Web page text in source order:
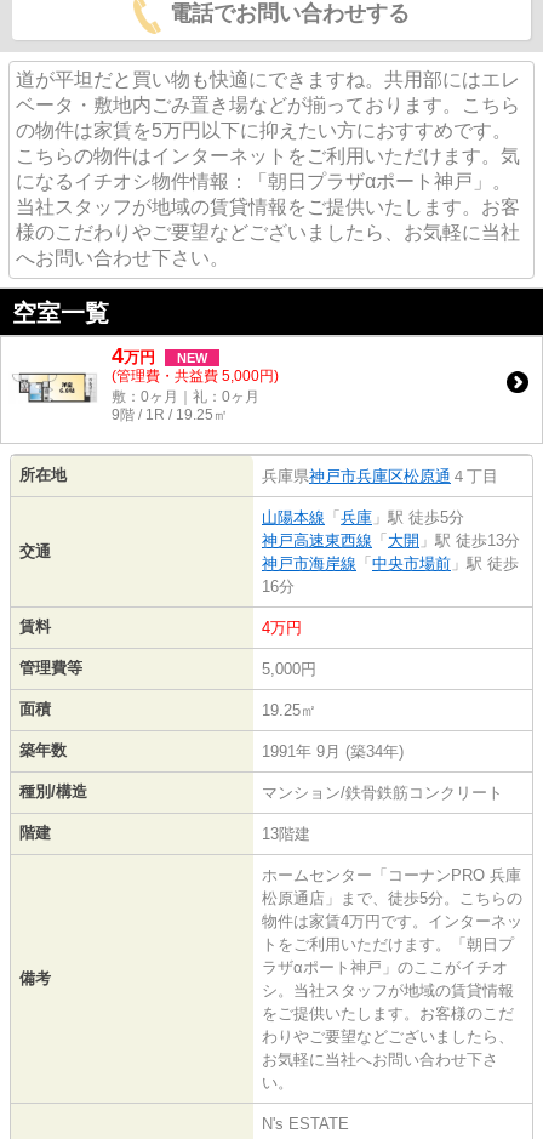
電話でお問い合わせする
道が平坦だと買い物も快適にできますね。共用部にはエレ
ベータ・敷地内ごみ置き場などが揃っております。こちら
の物件は家賃を5万円以下に抑えたい方におすすめです。
こちらの物件はインターネットをご利用いただけます。気
になるイチオシ物件情報：「朝日プラザαポート神戸」。
当社スタッフが地域の賃貸情報をご提供いたします。お客
様のこだわりやご要望などございましたら、お気軽に当社
へお問い合わせ下さい。
空室一覧
4万円 NEW
(管理費・共益費 5,000円)
敷：0ヶ月｜礼：0ヶ月
9階 / 1R / 19.25㎡
所在地 兵庫県神戸市兵庫区松原通 ４丁目
交通
山陽本線 「 兵庫 」駅 徒歩5分
神戸高速東西線 「 大開 」駅 徒歩13分
神戸市海岸線 「 中央市場前 」駅 徒歩
16分
賃料 4万円
管理費等 5,000円
面積 19.25㎡
築年数 1991年 9月 (築34年)
種別/構造 マンション/鉄骨鉄筋コンクリート
階建 13階建
備考
ホームセンター「コーナンPRO 兵庫
松原通店」まで、徒歩5分。こちらの
物件は家賃4万円です。インターネッ
トをご利用いただけます。「朝日プ
ラザαポート神戸」のここがイチオ
シ。当社スタッフが地域の賃貸情報
をご提供いたします。お客様のこだ
わりやご要望などございましたら、
お気軽に当社へお問い合わせ下さ
い。
N's ESTATE